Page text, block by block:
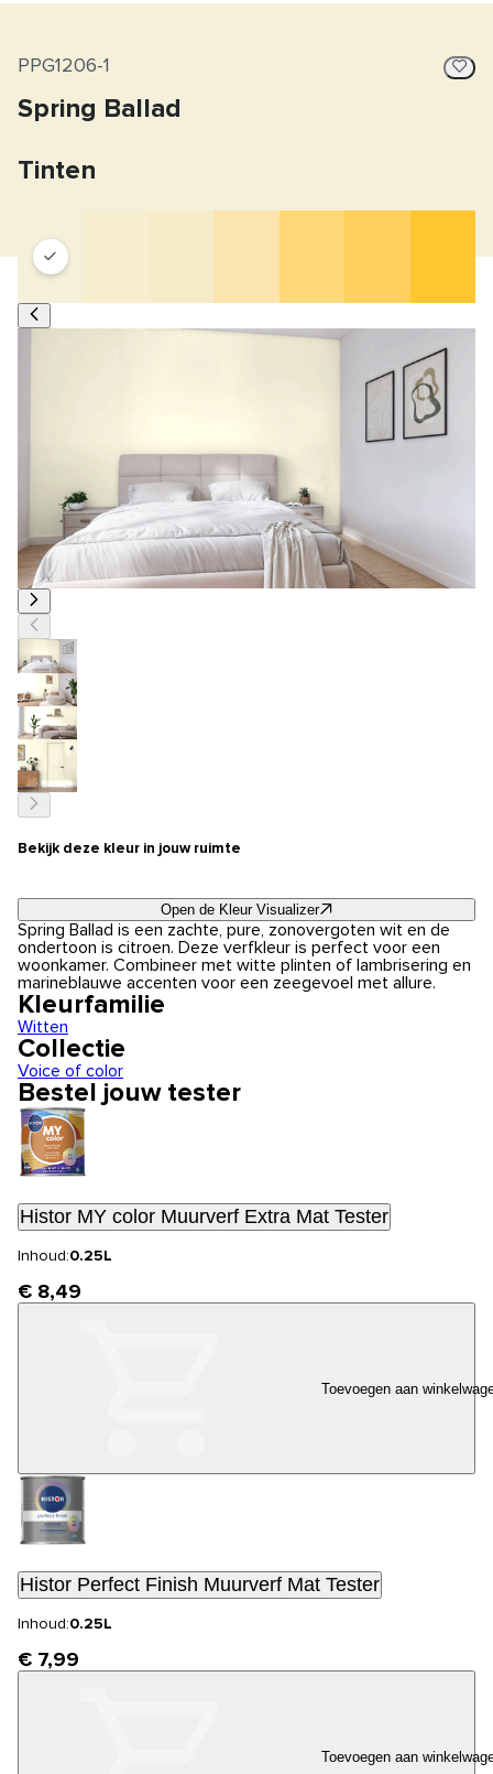
PPG1206-1
Spring Ballad
Tinten
Bekijk deze kleur in jouw ruimte
Open de Kleur Visualizer
Spring Ballad is een zachte, pure, zonovergoten wit en de
ondertoon is citroen. Deze verfkleur is perfect voor een
woonkamer. Combineer met witte plinten of lambrisering en
marineblauwe accenten voor een zeegevoel met allure.
Kleurfamilie
Witten
Collectie
Voice of color
Bestel jouw tester
Histor MY color Muurverf Extra Mat Tester
Inhoud:0.25L
€ 8,49
Toevoegen aan
Histor Perfect Finish Muurverf Mat Tester
Inhoud:0.25L
€ 7,99
Toevoegen aan